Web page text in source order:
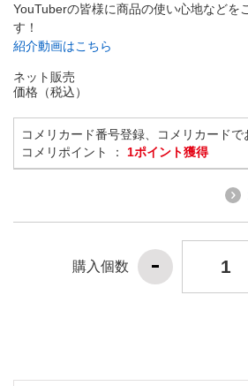
YouTuberの皆様に商品の使い心地などを
す！
紹介動画はこちら
ネット販売
価格（税込）
コメリカード番号登録、コメリカードで
コメリポイント ： 1ポイント獲得
購入個数